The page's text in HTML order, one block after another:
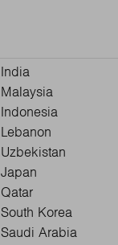
India
Malaysia
Indonesia
Lebanon
Uzbekistan
Japan
Qatar
South Korea
Saudi Arabia